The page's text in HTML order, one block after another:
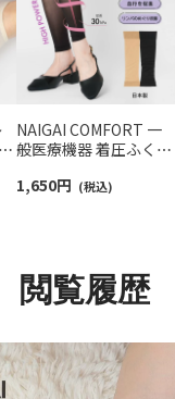
NAIGAI COMFORT 一
般医療機器 着圧ふくら
イパワー 段階圧力設計
1,650円 (税込)
閲覧履歴